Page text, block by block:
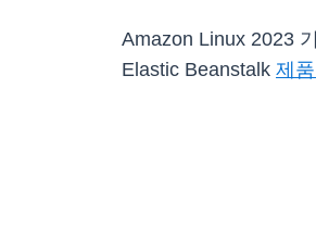
Amazon Linux 2023
Elastic Beanstalk 제